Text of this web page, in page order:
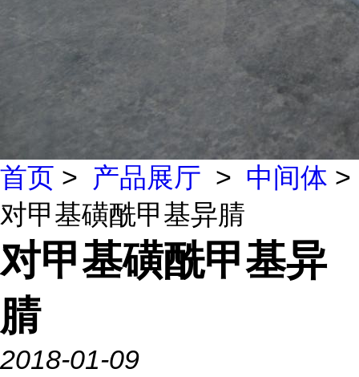
首页 > 产品展厅 > 中间体 >
对甲基磺酰甲基异腈
对甲基磺酰甲基异
腈
2018-01-09